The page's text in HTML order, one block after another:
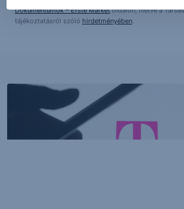
Dokumentumok – Erste Marketoldalon, illetve a
tájékoztatásról szóló hirdetményében.